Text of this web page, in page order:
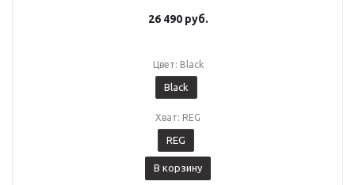
26 490руб.
Цвет: Black
Black
Хват: REG
REG
В корзину